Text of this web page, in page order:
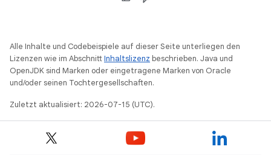
Alle Inhalte und Codebeispiele auf dieser Seite unterliegen den
Lizenzen wie im AbschnittInhaltslizenz beschrieben. Java und
OpenJDK sind Marken oder eingetragene Marken von Oracle
und/oder seinen Tochtergesellschaften.
Zuletzt aktualisiert: 2026-07-15 (UTC).